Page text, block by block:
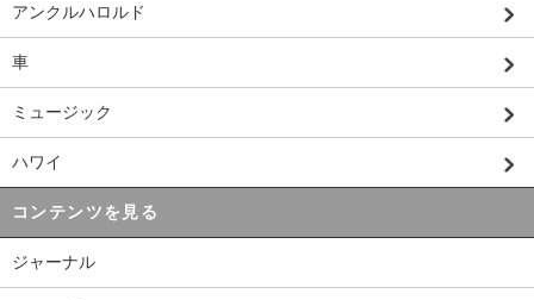
アンクルハロルド
車
ミュージック
ハワイ
コンテンツを見る
ジャーナル